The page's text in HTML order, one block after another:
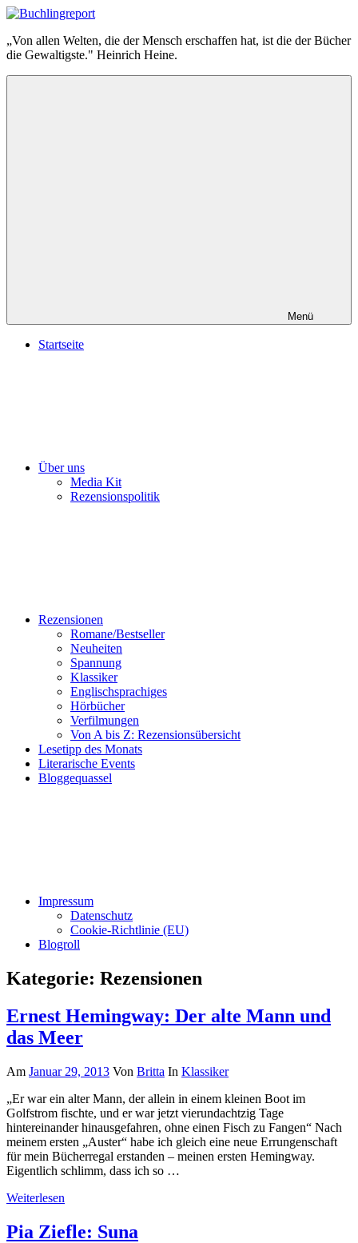
Zum
springen
Buchlingreport
„Von allen Welten, die der Mensch erschaffen hat, ist die der Bücher
die Gewaltigste." Heinrich Heine.
Menü
Startseite
Über uns
Media Kit
Rezensionspolitik
Rezensionen
Romane/Bestseller
Neuheiten
Spannung
Klassiker
Englischsprachiges
Hörbücher
Verfilmungen
Von A bis Z: Rezensionsübersicht
Lesetipp des Monats
Literarische Events
Bloggequassel
Impressum
Datenschutz
Cookie-Richtlinie (EU)
Blogroll
Kategorie: Rezensionen
Ernest Hemingway: Der alte Mann und
das Meer
Am Januar 29, 2013 Von Britta In Klassiker
„Er war ein alter Mann, der allein in einem kleinen Boot im
Golfstrom fischte, und er war jetzt vierundachtzig Tage
hintereinander hinausgefahren, ohne einen Fisch zu Fangen“ Nach
meinem ersten „Auster“ habe ich gleich eine neue Errungenschaft
für mein Bücherregal erstanden – meinen ersten Hemingway.
Eigentlich schlimm, dass ich so …
Weiterlesen
Pia Ziefle: Suna